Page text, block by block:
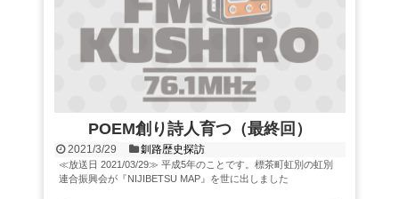
POEM創り詩人育つ（最終回）
2021/3/29 釧路歴史探訪
≪放送日 2021/03/29≫ 平成5年のことです。標茶町虹別の虹別
連合振興会が『NIJIBETSU MAP』を世に出しました